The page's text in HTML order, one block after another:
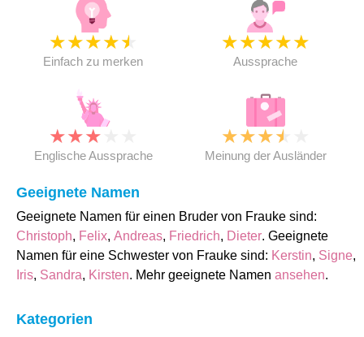
★★★★★
Einfach zu merken
★★★★★
Aussprache
★★★
Englische Aussprache
★★★★
Meinung der Ausländer
Geeignete Namen
Geeignete Namen für einen Bruder von Frauke sind:
Christoph, Felix, Andreas, Friedrich, Dieter. Geeignete
Namen für eine Schwester von Frauke sind: Kerstin, Signe,
Iris, Sandra, Kirsten. Mehr geeignete Namen ansehen.
Kategorien